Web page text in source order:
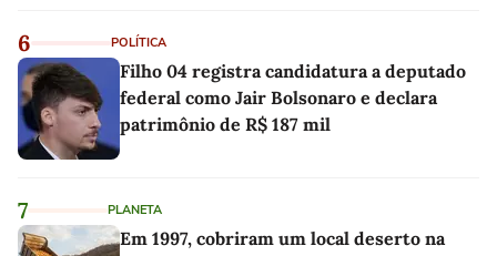
6 POLÍTICA
Filho 04 registra candidatura a deputado
federal como Jair Bolsonaro e declara
patrimônio de R$ 187 mil
7 PLANETA
Em 1997, cobriram um local deserto na